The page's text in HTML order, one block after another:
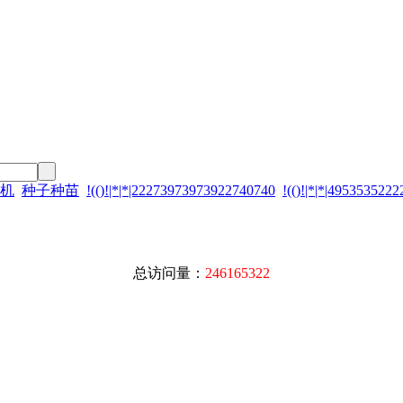
种子种苗 !(()!|*|*|22273973973922740740
总访问量： 246165322